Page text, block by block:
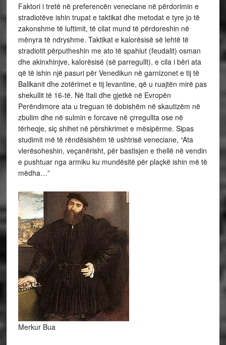
Faktori i tretë në preferencën veneciane në përdorimin e
stradiotëve ishin trupat e taktikat dhe metodat e tyre jo të
zakonshme të luftimit, të cilat mund të përdoreshin në
mënyra të ndryshme. Taktikat e kalorësisë së lehtë të
stradiotit përputheshin me ato të spahiut (feudalit) osman
dhe akinxhinjve, kalorësisë (së parregullt), e cila i bëri ata
që të ishin një pasuri për Venedikun në garnizonet e tij të
Ballkanit dhe zotërimet e tij levantine, që u ruajtën mirë pas
shekullit të 16-të. Në Itali dhe gjetkë në Evropën
Perëndimore ata u treguan të dobishëm në skautizëm në
zbulim dhe në sulmin e forcave në çrregullta ose në
tërheqje, siç shihet në përshkrimet e mësipërme. Sipas
studimit më të rëndësishëm të ushtrisë veneciane, “Ata
vlerësoheshin, veçanërisht, për bastisjen e thellë në vendin
e pushtuar nga armiku ku mundësitë për plaçkë ishin më të
mëdha…”
Merkur Bua